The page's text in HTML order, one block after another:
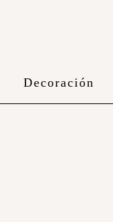
Decoración